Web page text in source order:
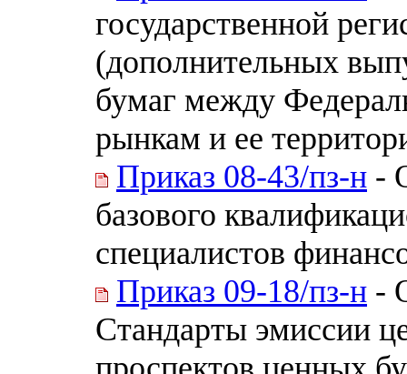
государственной
(дополнительных
бумаг между
рынкам и ее
Приказ 08-43/пз-н -
базового
специалистов
Приказ 09-18/пз-н -
Стандарты эмиссии